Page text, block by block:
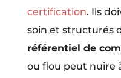
certification. Ils
soin et structurés
référentiel de
ou flou peut nuire